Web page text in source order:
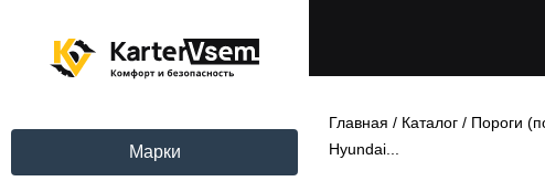
Марки
Главная / Каталог / Пороги
Hyundai...